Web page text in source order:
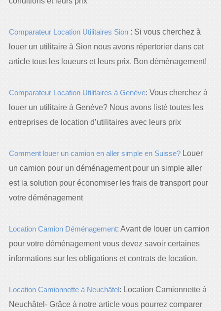
Comparateur Location Utilitaires Sion: Si vous cherchez à
louer un utilitaire à Sion nous avons répertorier dans cet
article tous les loueurs et leurs prix. Bon déménagement!
Comparateur Location Utilitaires à Genève: Vous cherchez à
louer un utilitaire à Genève? Nous avons listé toutes les
entreprises de location d’utilitaires avec leurs prix
Comment louer un camion en aller simple en Suisse?Louer
un camion pour un déménagement pour un simple aller
est la solution pour économiser les frais de transport pour
votre déménagement
Location Camion Déménagement: Avant de louer un camion
pour votre déménagement vous devez savoir certaines
informations sur les obligations et contrats de location.
Location Camionnette à Neuchâtel: Location Camionnette à
Neuchâtel- Grâce à notre article vous pourrez comparer